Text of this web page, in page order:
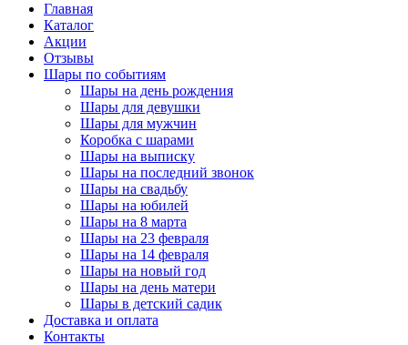
Главная
Каталог
Акции
Отзывы
Шары по событиям
Шары на день рождения
Шары для девушки
Шары для мужчин
Коробка с шарами
Шары на выписку
Шары на последний звонок
Шары на свадьбу
Шары на юбилей
Шары на 8 марта
Шары на 23 февраля
Шары на 14 февраля
Шары на новый год
Шары на день матери
Шары в детский садик
Доставка и оплата
Контакты